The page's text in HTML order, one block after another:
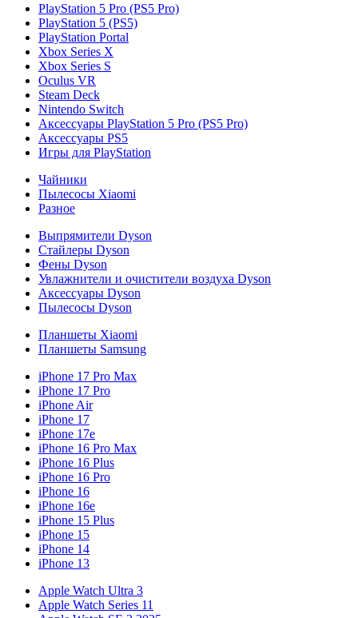
PlayStation 5 Pro (PS5 Pro)
PlayStation 5 (PS5)
PlayStation Portal
Xbox Series X
Xbox Series S
Oculus VR
Steam Deck
Nintendo Switch
Аксессуары PlayStation 5 Pro (PS5 Pro)
Аксессуары PS5
Игры для PlayStation
Чайники
Пылесосы Xiaomi
Разное
Выпрямители Dyson
Стайлеры Dyson
Фены Dyson
Увлажнители и очистители воздуха Dyson
Аксессуары Dyson
Пылесосы Dyson
Планшеты Xiaomi
Планшеты Samsung
iPhone 17 Pro Max
iPhone 17 Pro
iPhone Air
iPhone 17
iPhone 17e
iPhone 16 Pro Max
iPhone 16 Plus
iPhone 16 Pro
iPhone 16
iPhone 16e
iPhone 15 Plus
iPhone 15
iPhone 14
iPhone 13
Apple Watch Ultra 3
Apple Watch Series 11